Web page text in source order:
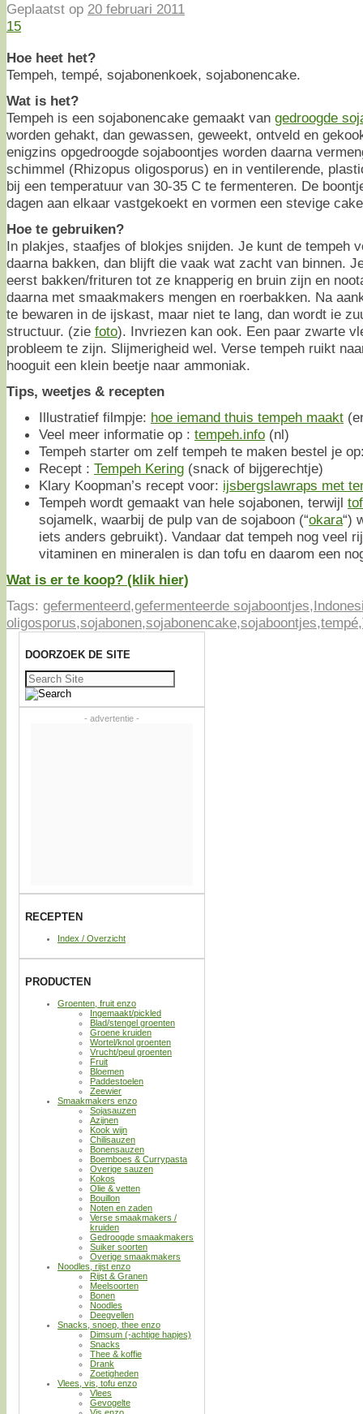
Geplaatst op 20 februari 2011
15
Hoe heet het?
Tempeh, tempé, sojabonenkoek, sojabonencake.
Wat is het?
Tempeh is een sojabonencake gemaakt van gedroogde
worden gehakt, dan gewassen, geweekt, ontveld en
enigzins opgedroogde sojaboontjes worden daarna
schimmel (Rhizopus oligosporus) en in ventilerende,
bij een temperatuur van 30-35 C te fermenteren. De
dagen aan elkaar vastgekoekt en vormen een stevige
Hoe te gebruiken?
In plakjes, staafjes of blokjes snijden. Je kunt de tempeh
daarna bakken, dan blijft die vaak wat zacht van binnen.
eerst bakken/frituren tot ze knapperig en bruin zijn en
daarna met smaakmakers mengen en roerbakken. Na
te bewaren in de ijskast, maar niet te lang, dan wordt ie
structuur. (zie foto). Invriezen kan ook. Een paar zwarte
probleem te zijn. Slijmerigheid wel. Verse tempeh ruikt
hooguit een klein beetje naar ammoniak.
Tips, weetjes & recepten
Illustratief filmpje: hoe iemand thuis tempeh maakt
Veel meer informatie op : tempeh.info (nl)
Tempeh starter om zelf tempeh te maken bestel je
Recept : Tempeh Kering (snack of bijgerechtje)
Klary Koopman’s recept voor: ijsbergslawraps met
Tempeh wordt gemaakt van hele sojabonen, terwijl
sojamelk, waarbij de pulp van de sojaboon (“okara“)
iets anders gebruikt). Vandaar dat tempeh nog veel
vitaminen en mineralen is dan tofu en daarom een
Wat is er te koop? (klik hier)
Tags: gefermenteerd,gefermenteerde sojaboontjes,
oligosporus,sojabonen,sojabonencake,sojaboontjes,tempé,
DOORZOEK DE SITE
Zoeken
naar:
- advertentie -
RECEPTEN
Index / Overzicht
PRODUCTEN
Groenten, fruit enzo
Ingemaakt/pickled
Blad/stengel groenten
Groene kruiden
Wortel/knol groenten
Vrucht/peul groenten
Fruit
Bloemen
Paddestoelen
Zeewier
Smaakmakers enzo
Sojasauzen
Azijnen
Kook wijn
Chilisauzen
Bonensauzen
Boemboes & Currypasta
Overige sauzen
Kokos
Olie & vetten
Bouillon
Noten en zaden
Verse smaakmakers /
kruiden
Gedroogde smaakmakers
Suiker soorten
Overige smaakmakers
Noodles, rijst enzo
Rijst & Granen
Meelsoorten
Bonen
Noodles
Deegvellen
Snacks, snoep, thee enzo
Dimsum (-achtige hapjes)
Snacks
Thee & koffie
Drank
Zoetigheden
Vlees, vis, tofu enzo
Vlees
Gevogelte